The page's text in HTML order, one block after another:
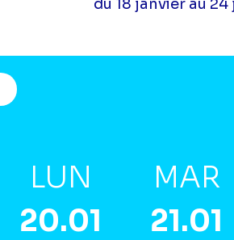
du 18 janvier au
LUN
20.01
MAR
21.01